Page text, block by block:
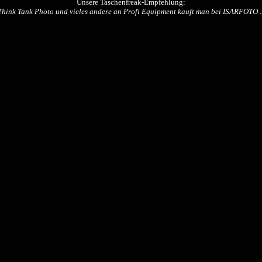
Unsere Taschenfreak-Empfehlung:
Tank Photo und vieles andere an Profi Equipment kauft man bei ISARFOTO